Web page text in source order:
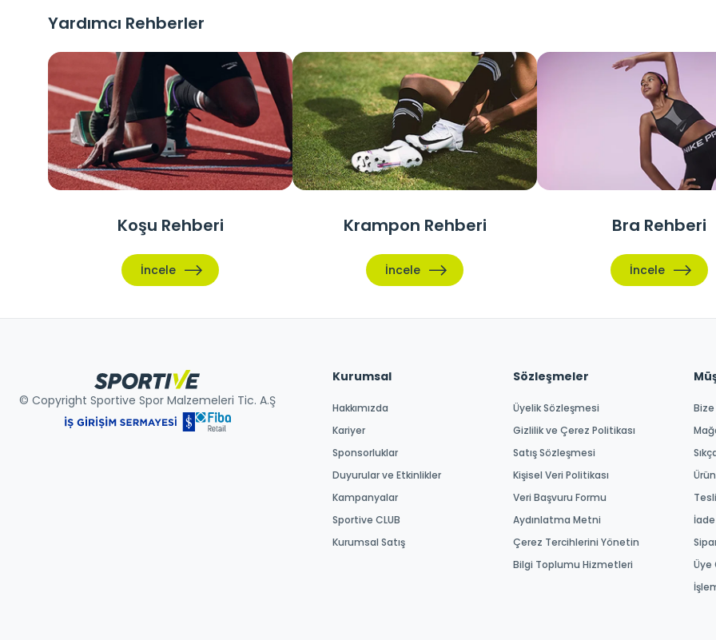
Yardımcı Rehberler
Koşu Rehberi
İncele
Krampon Rehberi
İncele
Bra Rehberi
İncele
© Copyright Sportive Spor Malzemeleri Tic. A.Ş
Kurumsal
Hakkımızda
Kariyer
Sponsorluklar
Duyurular ve Etkinlikler
Kampanyalar
Sportive CLUB
Kurumsal Satış
Sözleşmeler
Üyelik Sözleşmesi
Gizlilik ve Çerez Politikası
Satış Sözleşmesi
Kişisel Veri Politikası
Veri Başvuru Formu
Aydınlatma Metni
Çerez Tercihlerini Yönetin
Bilgi Toplumu Hizmetleri
Bize
Üye